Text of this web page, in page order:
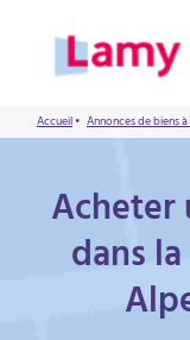
Accueil• Annonces de biens
dans